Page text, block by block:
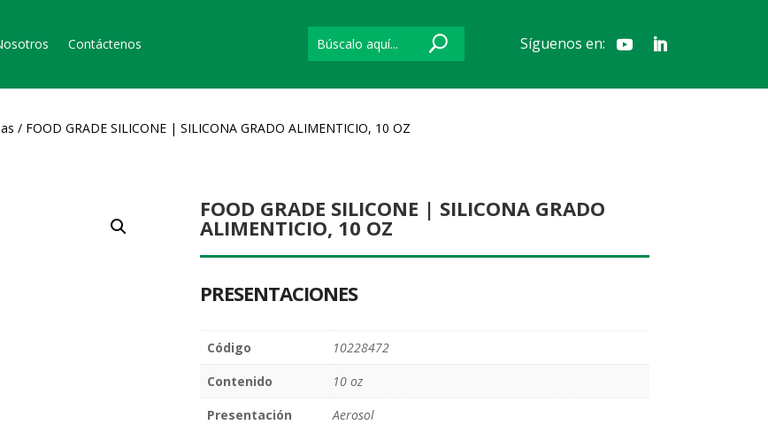
Contáctenos Síguenos en:
/ FOOD GRADE SILICONE | SILICONA GRADO ALIMENTICIO, 10 OZ
FOOD GRADE SILICONE | SILICONA GRADO
ALIMENTICIO, 10 OZ
PRESENTACIONES
Código
10228472
Contenido
10 oz
Presentación
Aerosol